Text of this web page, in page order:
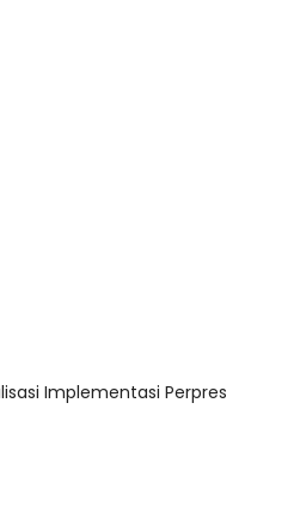
Implementasi Perpres